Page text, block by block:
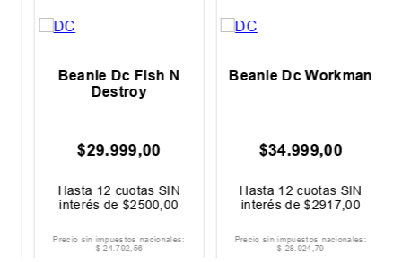
Beanie Dc Fish N
Destroy
$29.999,00
Hasta12cuotas SIN
interés de$ 2500,00
Precio sin impuestos nacionales:
24.792,56
Beanie Dc Workman
34.999,00
Hasta12cuotas SIN
interés de$2917,00
Precio sin impuestos nacionales:
28.924,79